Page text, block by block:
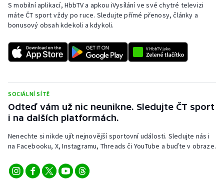
Volejbal
S mobilní aplikací, HbbTV a apkou iVysílání ve své chytré televizi
máte ČT sport vždy po ruce. Sledujte přímé přenosy, články a
bonusový obsah kdekoli a kdykoli.
SOCIÁLNÍ SÍTĚ
Odteď vám už nic neunikne. Sledujte ČT sport
i na dalších platformách.
Nenechte si nikde ujít nejnovější sportovní události. Sledujte nás i
na Facebooku, X, Instagramu, Threads či YouTube a buďte v obraze.